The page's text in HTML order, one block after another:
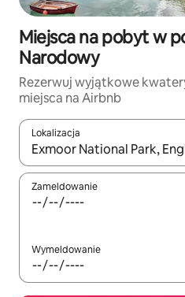
Miejsca na pobyt w
Narodowy
Rezerwuj wyjątkowe
miejsca na Airbnb
Lokalizacja
Gdy wyniki będą dostępne,
Zameldowanie
Wymeldowanie